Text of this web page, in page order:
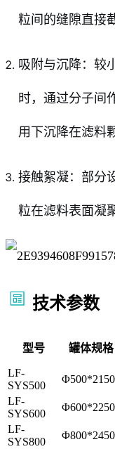
粒间的缝隙直接
吸附与沉降：较
时，通过分子间
用下沉降在滤料
接触絮凝：部分
粒在滤料表面凝
技术参数
型号 罐体规格
LF-
SYS500
Φ500*2150
LF-
SYS600
Φ600*2250
LF-
SYS800
Φ800*2450